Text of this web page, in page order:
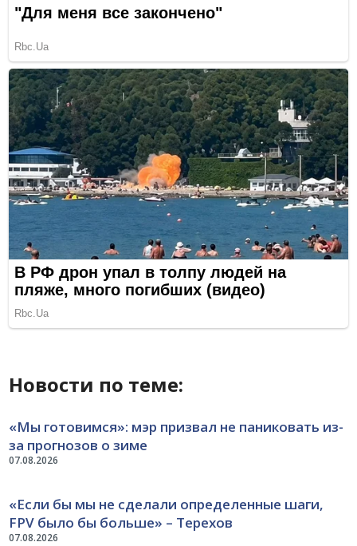
Новости по теме:
07.08.2026
«Мы готовимся»: мэр призвал не паниковать из-
за прогнозов о зиме
07.08.2026
«Если бы мы не сделали определенные шаги,
FPV было бы больше» – Терехов